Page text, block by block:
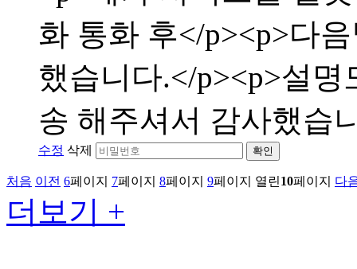
화 통화 후</p><p>다
했습니다.</p><p>설
송 해주셔서 감사했습
수정 삭제 확인
처음 이전 6페이지 7페이지 8페이지 9페이지 열린10페이지 다
더보기 +